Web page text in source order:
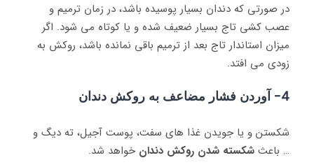
در صورتی که دندان بسیار پوسیده باشد، در زمان ترمیم و
عصب کشی تاج بسیار ضعیف شده و یا کوتاه می شود. اگر
میزان استاندار تاج بعد از ترمیم باقی نمانده باشد، روکش به
زودی می افتد.
4- آوردن فشار مضاعف به روکش دندان
شکستن و یا جویدن غذا های سفت، پوست آجیل، ته دیگ و
… باعث شکسته شدن روکش دندان خواهد شد.